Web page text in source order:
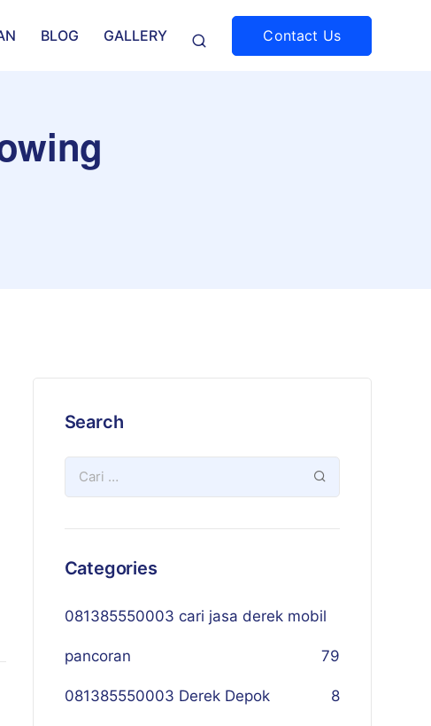
BLOG GALLERY Contact Us
Search
Categories
081385550003 cari jasa derek mobil
pancoran 79
081385550003 Derek Depok 8